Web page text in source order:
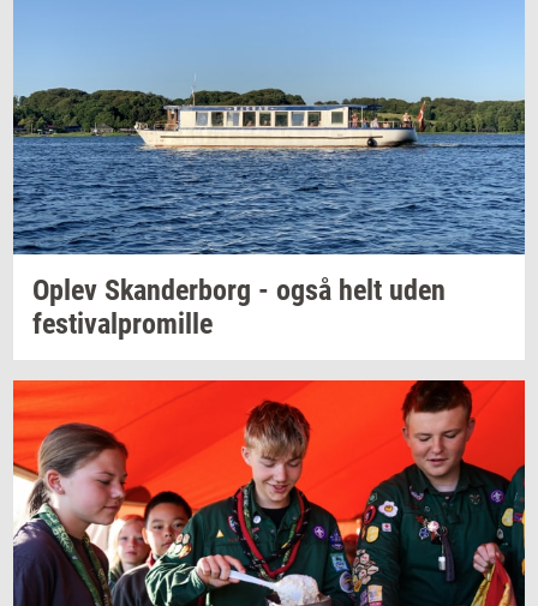
Oplev Skan­der­borg - også helt uden
festi­val­pro­mil­le